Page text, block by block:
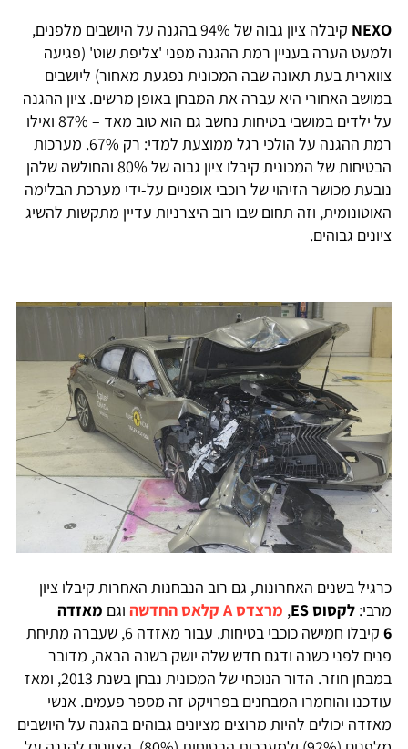
NEXO
קיבלה ציון גבוה של 94% בהגנה על היושבים מלפנים,
ולמעט הערה בעניין רמת ההגנה מפני 'צליפת שוט' (פגיעה
צווארית בעת תאונה שבה המכונית נפגעת מאחור) ליושבים
במושב האחורי היא עברה את המבחן באופן מרשים. ציון ההגנה
על ילדים במושבי בטיחות נחשב גם הוא טוב מאד – 87% ואילו
רמת ההגנה על הולכי רגל ממוצעת למדי: רק 67%. מערכות
הבטיחות של המכונית קיבלו ציון גבוה של 80% והחולשה שלהן
נובעת מכושר הזיהוי של רוכבי אופניים על-ידי מערכת הבלימה
האוטונומית, וזה תחום שבו רוב היצרניות עדיין מתקשות להשיג
ציונים גבוהים.
כרגיל בשנים האחרונות, גם רוב הנבחנות האחרות קיבלו ציון
מרבי: לקסוס ES , מרצדס A קלאס החדשה וגם מאזדה
6
קיבלו חמישה כוכבי בטיחות. עבור מאזדה 6, שעברה מתיחת
פנים לפני כשנה ודגם חדש שלה יושק בשנה הבאה, מדובר
במבחן חוזר. הדור הנוכחי של המכונית נבחן בשנת 2013, ומאז
עודכנו והוחמרו המבחנים בפרויקט זה מספר פעמים. אנשי
מאזדה יכולים להיות מרוצים מציונים גבוהים בהגנה על היושבים